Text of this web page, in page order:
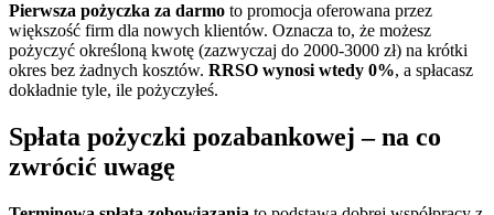
Pierwsza pożyczka za darmo to promocja oferowana przez
większość firm dla nowych klientów. Oznacza to, że możesz
pożyczyć określoną kwotę (zazwyczaj do 2000-3000 zł) na krótki
okres bez żadnych kosztów. RRSO wynosi wtedy 0%, a spłacasz
dokładnie tyle, ile pożyczyłeś.
Spłata pożyczki pozabankowej – na co
zwrócić uwagę